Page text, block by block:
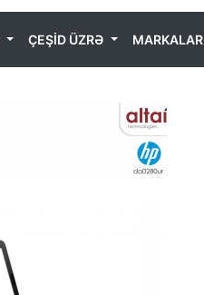
ÇEŞİD ÜZRƏ MARKALAR